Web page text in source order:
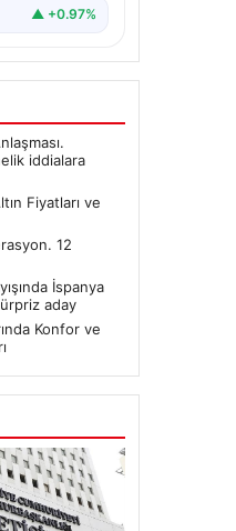
▲ +0.97%
iddialara
Fiyatları ve
12
İspanya
aday
Konfor ve